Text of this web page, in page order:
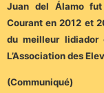
Juan del Álamo
Courant en 2012 et
du meilleur lidiador
L’Association des
(Communiqué)